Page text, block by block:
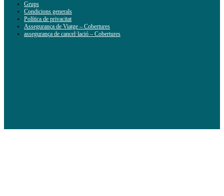
Grups
Condicions generals
Política de privacitat
Assegurança de Viatge – Cobertures
assegurança de cancel·lació – Cobertures